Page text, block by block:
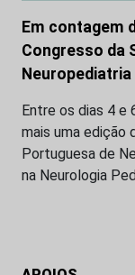
Em contagem
Congresso da
Neuropediatria
Entre os dias 4 e
mais uma edição
Portuguesa de
na Neurologia